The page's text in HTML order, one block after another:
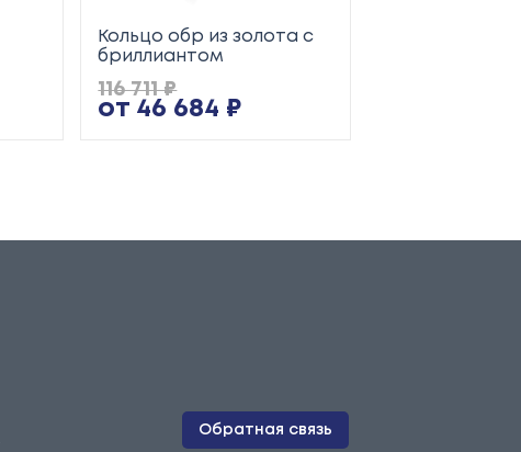
Кольцо обр из золота с
бриллиантом
от 46 684 ₽
116 711 ₽
Обратная связь